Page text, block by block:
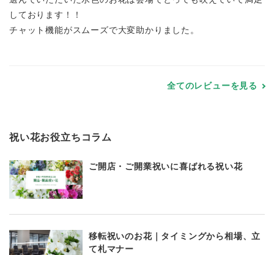
しております！！
チャット機能がスムーズで大変助かりました。
全てのレビューを見る
祝い花お役立ちコラム
ご開店・ご開業祝いに喜ばれる祝い花
移転祝いのお花｜タイミングから相場、立
て札マナー